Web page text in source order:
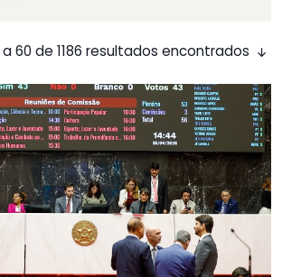
a 60 de 1186 resultados encontrados